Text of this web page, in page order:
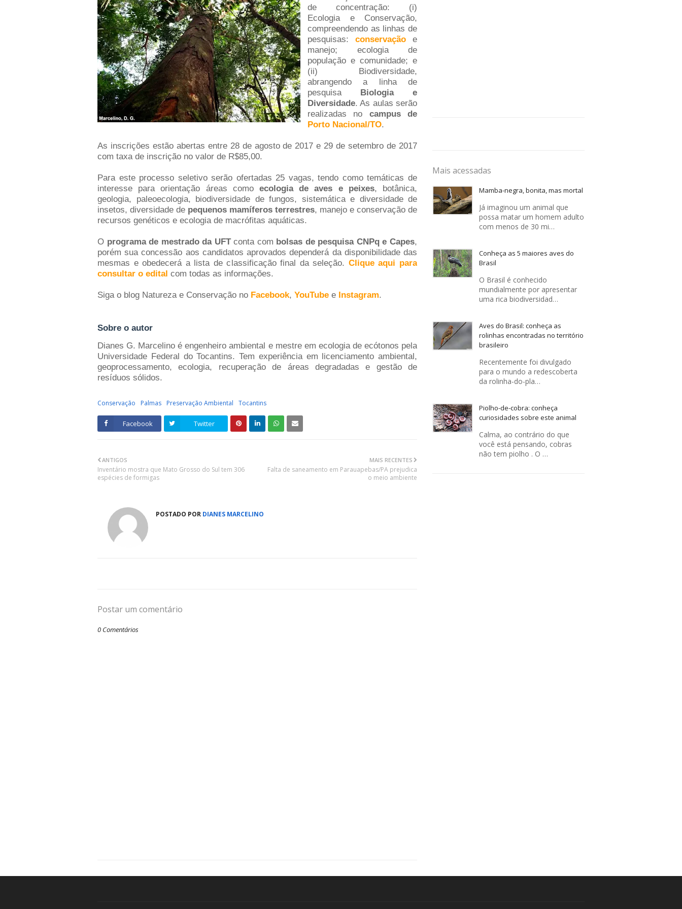
de concentração: (i)
Ecologia e Conservação,
compreendendo as linhas de
pesquisas: conservação e
manejo; ecologia de
população e comunidade; e
(ii) Biodiversidade,
abrangendo a linha de
pesquisa Biologia e
Diversidade. As aulas serão
realizadas no campus de
Porto Nacional/TO.
As inscrições estão abertas entre 28 de agosto de 2017 e 29 de setembro de 2017
com taxa de inscrição no valor de R$85,00.
Para este processo seletivo serão ofertadas 25 vagas, tendo como temáticas de
interesse para orientação áreas como ecologia de aves e peixes, botânica,
geologia, paleoecologia, biodiversidade de fungos, sistemática e diversidade de
insetos, diversidade de pequenos mamíferos terrestres, manejo e conservação de
recursos genéticos e ecologia de macrófitas aquáticas.
O programa de mestrado da UFTconta com bolsas de pesquisa CNPq e Capes,
porém sua concessão aos candidatos aprovados dependerá da disponibilidade das
mesmas e obedecerá a lista de classificação final da seleção. Clique aqui para
consultar o edital com todas as informações.
Siga o blog Natureza e Conservação no Facebook, YouTube e Instagram.
Sobre o autor
Dianes G. Marcelino é engenheiro ambiental e mestre em ecologia de ecótonos pela
Universidade Federal do Tocantins. Tem experiência em licenciamento ambiental,
geoprocessamento, ecologia, recuperação de áreas degradadas e gestão de
resíduos sólidos.
Conservação Palmas Preservação Ambiental Tocantins
Facebook Twitter
MAIS RECENTES
Falta de saneamento em Parauapebas/PA prejudica
o meio ambiente
ANTIGOS
Inventário mostra que Mato Grosso do Sul tem 306
espécies de formigas
POSTADO POR DIANES MARCELINO
Postar um comentário
0 Comentários
Mais acessadas
Mamba-negra, bonita, mas mortal
Já imaginou um animal que
possa matar um homem adulto
com menos de 30 mi…
Conheça as 5 maiores aves do
Brasil
O Brasil é conhecido
mundialmente por apresentar
uma rica biodiversidad…
Aves do Brasil: conheça as
rolinhas encontradas no território
brasileiro
Recentemente foi divulgado
para o mundo a redescoberta
da rolinha-do-pla…
Piolho-de-cobra: conheça
curiosidades sobre este animal
Calma, ao contrário do que
você está pensando, cobras
não tem piolho . O …